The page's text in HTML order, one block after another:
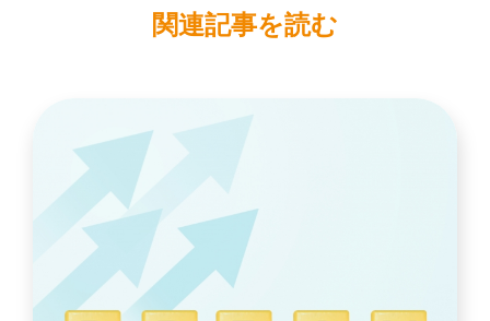
関連記事を読む